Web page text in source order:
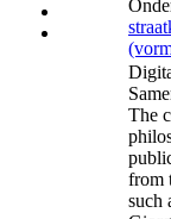
The
from
such